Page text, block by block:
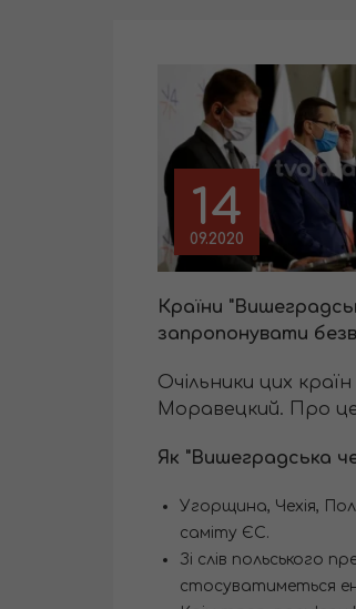
14
09.2020
Країни
запропонувати
Очільники цих
Моравецкий. Про це
Як "Вишеградська
Угорщина, Чехія,
саміту ЄС.
Зі слів польського
стосуватиметься